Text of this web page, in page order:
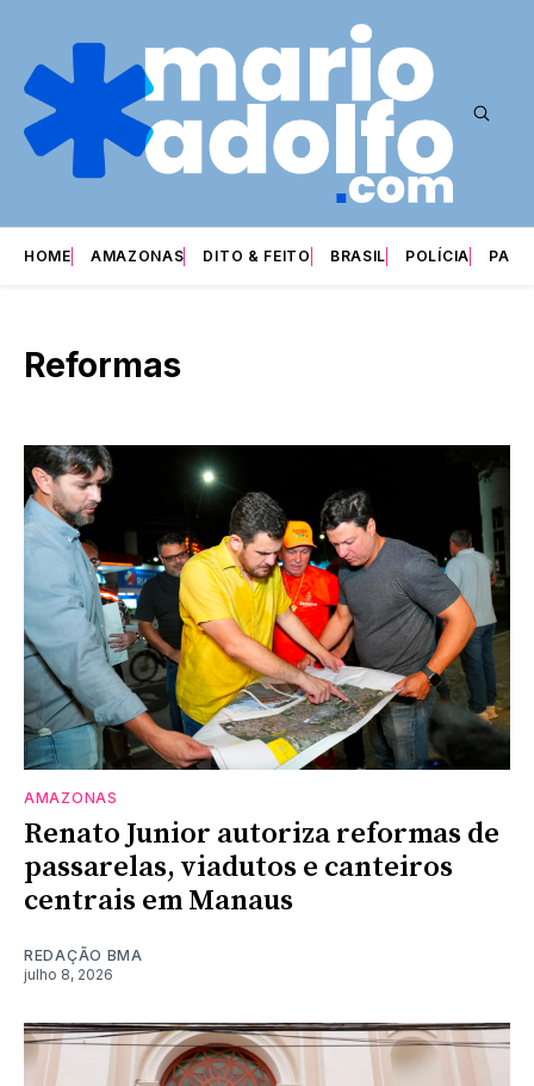
HOME AMAZONAS DITO & FEITO BRASIL POLÍCIA
Reformas
AMAZONAS
Renato Junior autoriza reformas de
passarelas, viadutos e canteiros
centrais em Manaus
REDAÇÃO BMA
julho 8, 2026